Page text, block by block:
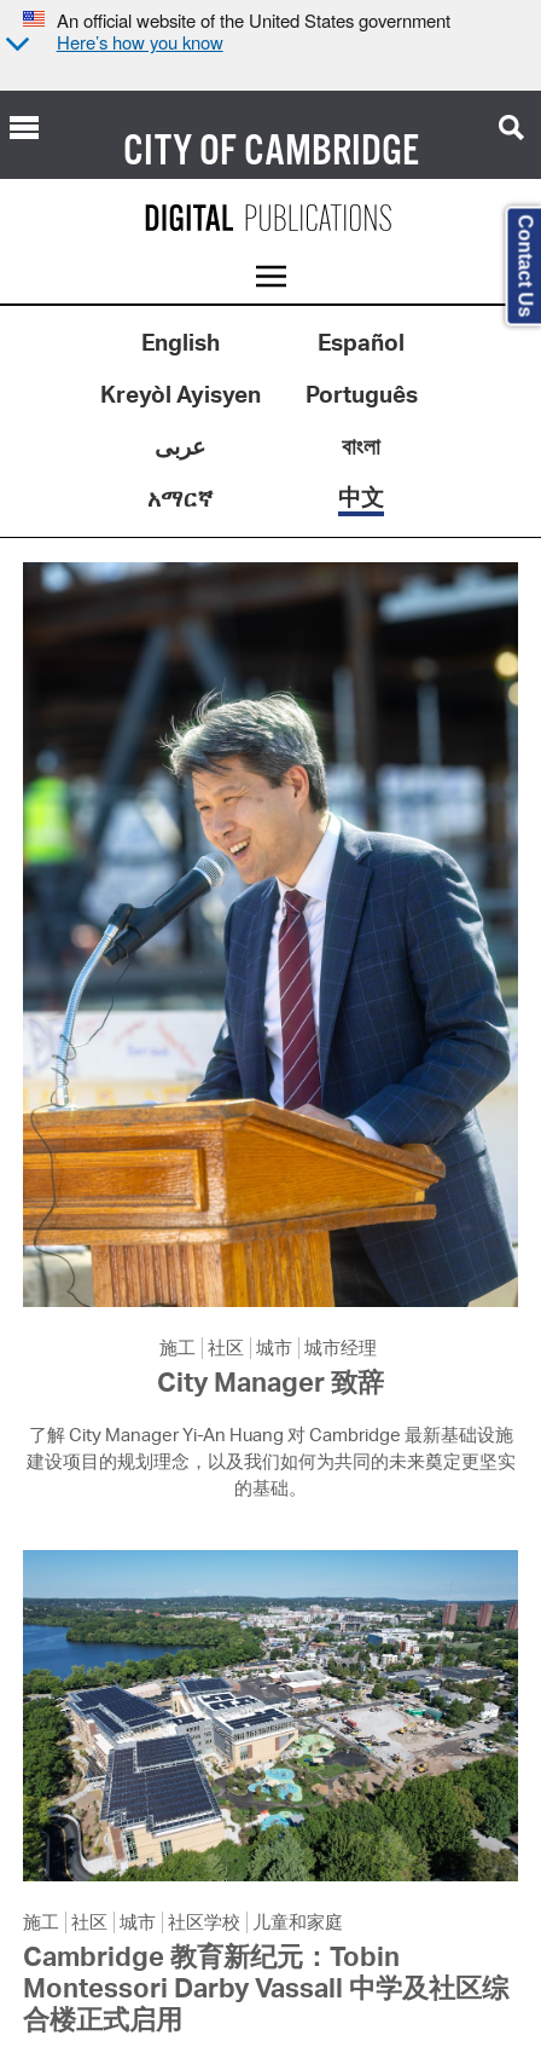
An official website of the United States government
Here’s how you know
CITY OFCAMBRIDGE
English
Español
Kreyòl Ayisyen
Português
عربى
বাংলা
አማርኛ
中文
施工 社区 城市 城市经理
City Manager 致辞
了解 City Manager Yi-An Huang 对 Cambridge 最新基础设施
建设项目的规划理念，以及我们如何为共同的未来奠定更坚实
的基础。
施工 社区 城市 社区学校 儿童和家庭
Cambridge 教育新纪元：Tobin
Montessori Darby Vassall 中学及社区综
合楼正式启用
Contact Us